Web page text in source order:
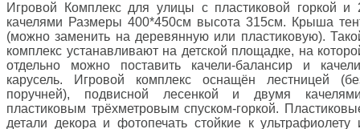
Игровой Комплекс для улицы с пластиковой горкой и
качелями Размеры 400*450см высота 315см. Крыша
(можно заменить на деревянную или пластиковую).
комплекс устанавливают на детской площадке, на
отдельно можно поставить качели-балансир и
карусель. Игровой комплекс оснащён лестницей
поручней), подвисной лесенкой и двумя
пластиковым трёхметровым спуском-горкой.
детали декора и фотопечать стойкие к ультрафиолету